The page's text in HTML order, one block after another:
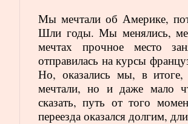
Мы мечтали об Америке,
Шли годы. Мы менялись,
мечтах прочное место
отправилась на курсы
Но, оказались мы, в
мечтали, но и даже мало
сказать, путь от того
переезда оказался долгим,